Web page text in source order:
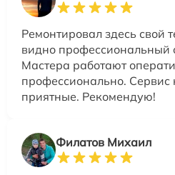
Ремонтировал здесь свой
видно профессиональный
Мастера работают
профессионально. Сервис
приятные. Рекомендую!
Филатов Михаил